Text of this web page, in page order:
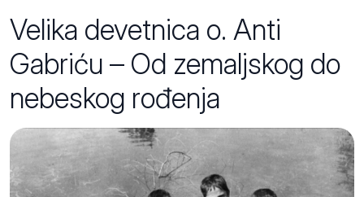
Velika devetnica o. Anti
Gabriću – Od zemaljskog do
nebeskog rođenja